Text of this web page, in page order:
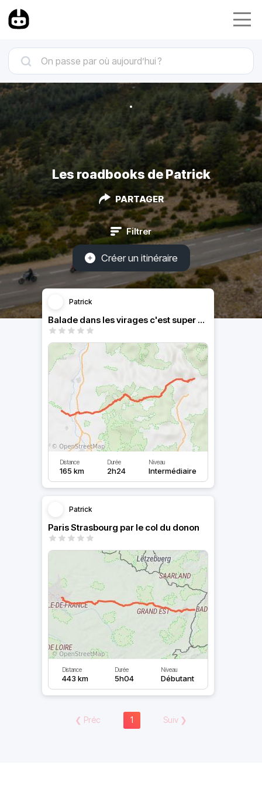
Les roadbooks de Patrick
PARTAGER
Filtrer
Créer un itinéraire
Patrick
Balade dans les virages c'est super beau
Distance
165 km
Durée
2h24
Niveau
Intermédiaire
Patrick
Paris Strasbourg par le col du donon
Distance
443 km
Durée
5h04
Niveau
Débutant
❮ Préc 1 Suiv ❯